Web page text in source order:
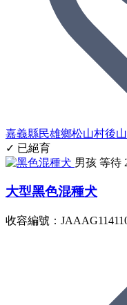
嘉義縣民雄鄉松山村後
✓ 已絕育
男孩 等待
大型黑色混種犬
收容編號：